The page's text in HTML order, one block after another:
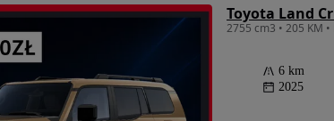
6 km
2025